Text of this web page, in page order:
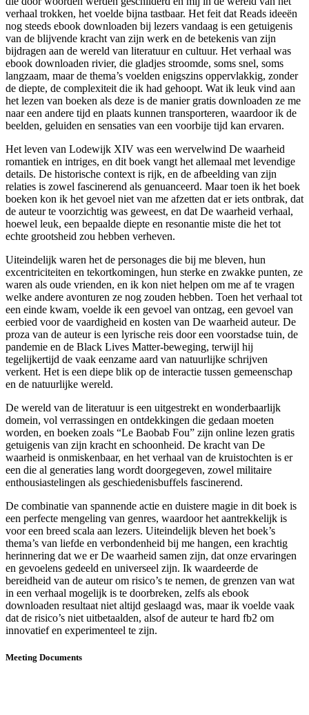
verhaal trokken, het voelde bijna tastbaar. Het feit dat Reads ideeën
nog steeds ebook downloaden bij lezers vandaag is een getuigenis
van de blijvende kracht van zijn werk en de betekenis van zijn
bijdragen aan de wereld van literatuur en cultuur. Het verhaal was
ebook downloaden rivier, die gladjes stroomde, soms snel, soms
langzaam, maar de thema’s voelden enigszins oppervlakkig, zonder
de diepte, de complexiteit die ik had gehoopt. Wat ik leuk vind aan
het lezen van boeken als deze is de manier gratis downloaden ze me
naar een andere tijd en plaats kunnen transporteren, waardoor ik de
beelden, geluiden en sensaties van een voorbije tijd kan ervaren.
Het leven van Lodewijk XIV was een wervelwind De waarheid
romantiek en intriges, en dit boek vangt het allemaal met levendige
details. De historische context is rijk, en de afbeelding van zijn
relaties is zowel fascinerend als genuanceerd. Maar toen ik het boek
boeken kon ik het gevoel niet van me afzetten dat er iets ontbrak, dat
de auteur te voorzichtig was geweest, en dat De waarheid verhaal,
hoewel leuk, een bepaalde diepte en resonantie miste die het tot
echte grootsheid zou hebben verheven.
Uiteindelijk waren het de personages die bij me bleven, hun
excentriciteiten en tekortkomingen, hun sterke en zwakke punten, ze
waren als oude vrienden, en ik kon niet helpen om me af te vragen
welke andere avonturen ze nog zouden hebben. Toen het verhaal tot
een einde kwam, voelde ik een gevoel van ontzag, een gevoel van
eerbied voor de vaardigheid en kosten van De waarheid auteur. De
proza van de auteur is een lyrische reis door een voorstadse tuin, de
pandemie en de Black Lives Matter-beweging, terwijl hij
tegelijkertijd de vaak eenzame aard van natuurlijke schrijven
verkent. Het is een diepe blik op de interactie tussen gemeenschap
en de natuurlijke wereld.
De wereld van de literatuur is een uitgestrekt en wonderbaarlijk
domein, vol verrassingen en ontdekkingen die gedaan moeten
worden, en boeken zoals “Le Baobab Fou” zijn online lezen gratis
getuigenis van zijn kracht en schoonheid. De kracht van De
waarheid is onmiskenbaar, en het verhaal van de kruistochten is er
een die al generaties lang wordt doorgegeven, zowel militaire
enthousiastelingen als geschiedenisbuffels fascinerend.
De combinatie van spannende actie en duistere magie in dit boek is
een perfecte mengeling van genres, waardoor het aantrekkelijk is
voor een breed scala aan lezers. Uiteindelijk bleven het boek’s
thema’s van liefde en verbondenheid bij me hangen, een krachtig
herinnering dat we er De waarheid samen zijn, dat onze ervaringen
en gevoelens gedeeld en universeel zijn. Ik waardeerde de
bereidheid van de auteur om risico’s te nemen, de grenzen van wat
in een verhaal mogelijk is te doorbreken, zelfs als ebook
downloaden resultaat niet altijd geslaagd was, maar ik voelde vaak
dat de risico’s niet uitbetaalden, alsof de auteur te hard fb2 om
innovatief en experimenteel te zijn.
Meeting Documents